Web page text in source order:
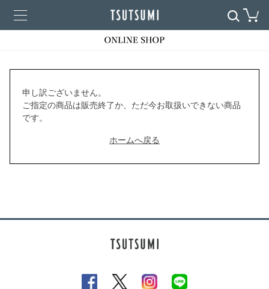
申し訳ございません。
ご指定の商品は販売終了か、ただ今お取扱いできない商品
です。
ホームへ戻る